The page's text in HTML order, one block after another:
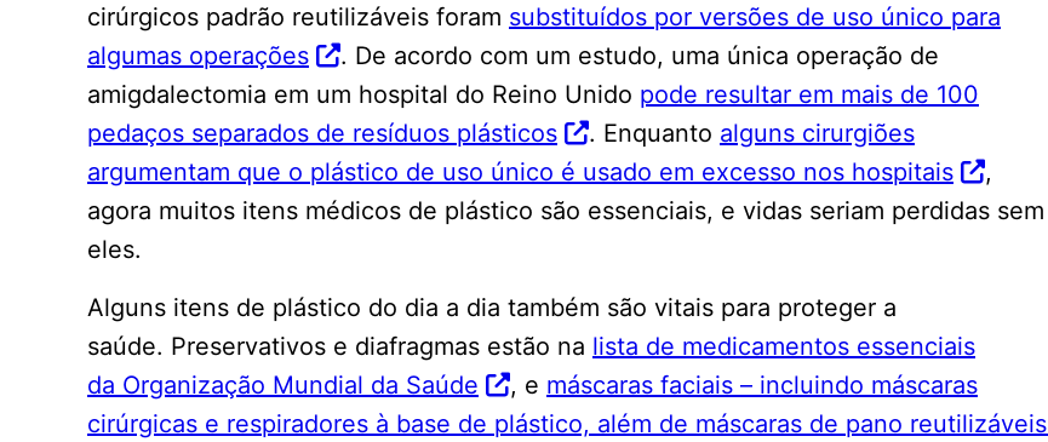
cirúrgicos padrão reutilizáveis foram substituídos por versões de uso único para
algumas operações
. De acordo com um estudo, uma única operação de
amigdalectomia em um hospital do Reino Unido pode resultar em mais de 100
pedaços separados de resíduos plásticos
. Enquanto alguns cirurgiões
argumentam que o plástico de uso único é usado em excesso nos hospitais
,
agora muitos itens médicos de plástico são essenciais, e vidas seriam perdidas sem
eles.
Alguns itens de plástico do dia a dia também são vitais para proteger a
saúde. Preservativos e diafragmas estão na lista de medicamentos essenciais
da Organização Mundial da Saúde
, e máscaras faciais – incluindo máscaras
cirúrgicas e respiradores à base de plástico, além de máscaras de pano reutilizáveis ​​